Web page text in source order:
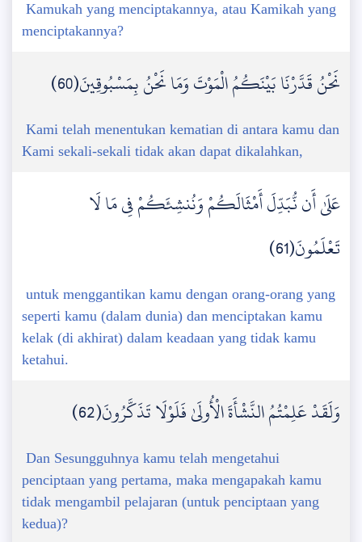
Kamukah yang menciptakannya, atau Kamikah yang
menciptakannya?
نَحْنُ قَدَّرْنَا بَيْنَكُمُ الْمَوْتَ وَمَا نَحْنُ بِمَسْبُوقِينَ(60)
Kami telah menentukan kematian di antara kamu dan
Kami sekali-sekali tidak akan dapat dikalahkan,
عَلَىٰ أَن نُّبَدِّلَ أَمْثَالَكُمْ وَنُنشِئَكُمْ فِي مَا لَا
تَعْلَمُونَ(61)
untuk menggantikan kamu dengan orang-orang yang
seperti kamu (dalam dunia) dan menciptakan kamu
kelak (di akhirat) dalam keadaan yang tidak kamu
ketahui.
وَلَقَدْ عَلِمْتُمُ النَّشْأَةَ الْأُولَىٰ فَلَوْلَا تَذَكَّرُونَ(62)
Dan Sesungguhnya kamu telah mengetahui
penciptaan yang pertama, maka mengapakah kamu
tidak mengambil pelajaran (untuk penciptaan yang
kedua)?